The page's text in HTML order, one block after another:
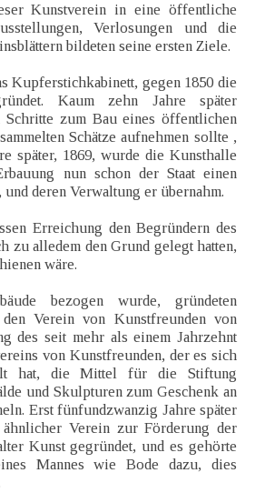
Kunstverein in eine öffentliche
Verlosungen und die
bildeten seine ersten Ziele.
Kupferstichkabinett, gegen 1850 die
Kaum zehn Jahre später
Schritte zum Bau eines öffentlichen
Schätze aufnehmen sollte ,
später, 1869, wurde die Kunsthalle
nun schon der Staat einen
deren Verwaltung er übernahm.
Erreichung den Begründern des
zu alledem den Grund gelegt hatten,
wäre.
bezogen wurde, gründeten
Verein von Kunstfreunden von
des seit mehr als einem Jahrzehnt
von Kunstfreunden, der es sich
hat, die Mittel für die Stiftung
und Skulpturen zum Geschenk an
Erst fünfundzwanzig Jahre später
Verein zur Förderung der
Kunst gegründet, und es gehörte
Mannes wie Bode dazu, dies